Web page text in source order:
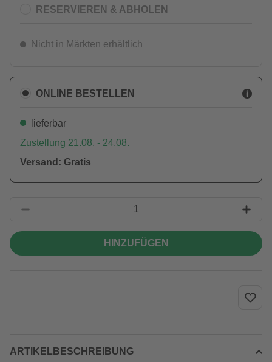
RESERVIEREN & ABHOLEN
Nicht in Märkten erhältlich
ONLINE BESTELLEN
lieferbar
Zustellung 21.08. - 24.08.
Versand: Gratis
HINZUFÜGEN
ARTIKELBESCHREIBUNG